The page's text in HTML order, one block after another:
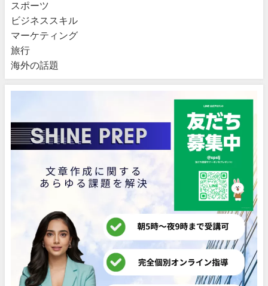
スポーツ
ビジネススキル
マーケティング
旅行
海外の話題